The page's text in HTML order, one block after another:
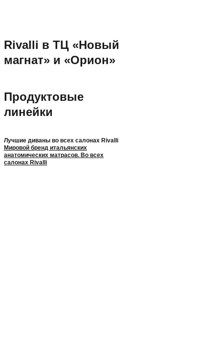
Продуктовые
линейки
Лучшие диваны во всех салонах Rivalli
Мировой бренд итальянских
анатомических матрасов. Во всех
салонах Rivalli
Rivalli в ТЦ «Новый
магнат» и «Орион»